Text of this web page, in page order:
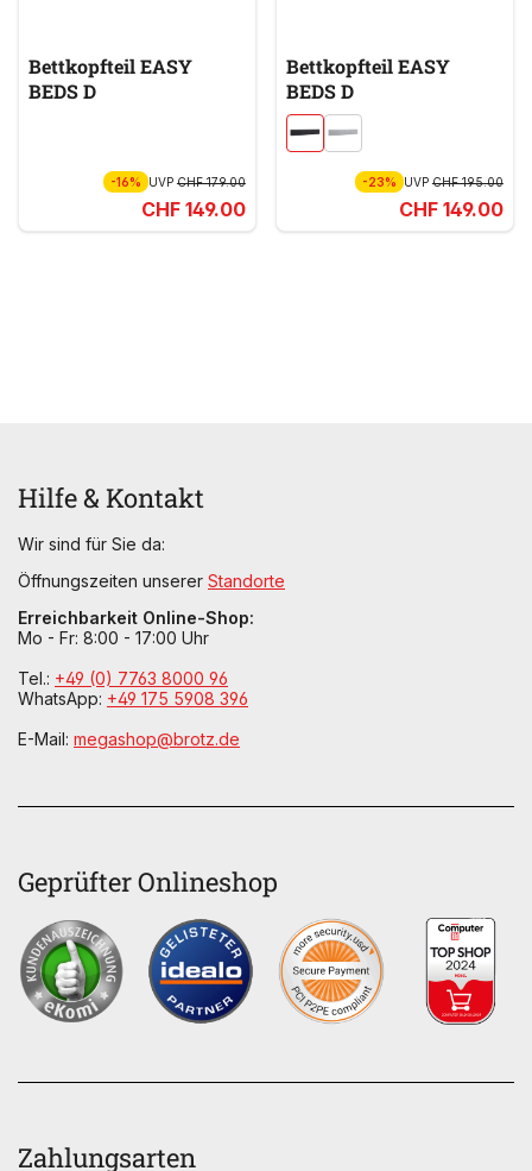
Bettkopfteil EASY
BEDS D
-16% UVP CHF 179.00
CHF 149.00
Bettkopfteil EASY
BEDS D
-23% UVPCHF 195.00
CHF 149.00
Hilfe & Kontakt
Wir sind für Sie da:
Öffnungszeiten unserer Standorte
Erreichbarkeit Online-Shop:
Mo - Fr: 8:00 - 17:00 Uhr
Tel.: +49 (0) 7763 8000 96
WhatsApp: +49 175 5908 396
E-Mail: megashop@brotz.de
Geprüfter Onlineshop
Zahlungsarten